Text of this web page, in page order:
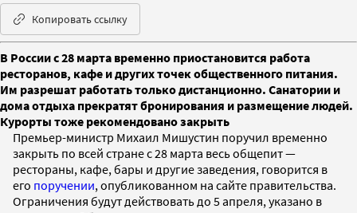
Копировать ссылку
В России с 28 марта временно приостановится работа
ресторанов, кафе и других точек общественного питания.
Им разрешат работать только дистанционно. Санатории и
дома отдыха прекратят бронирования и размещение людей.
Курорты тоже рекомендовано закрыть
Премьер-министр Михаил Мишустин поручил временно
закрыть по всей стране с 28 марта весь общепит —
рестораны, кафе, бары и другие заведения, говорится в
его поручении, опубликованном на сайте правительства.
Ограничения будут действовать до 5 апреля, указано в